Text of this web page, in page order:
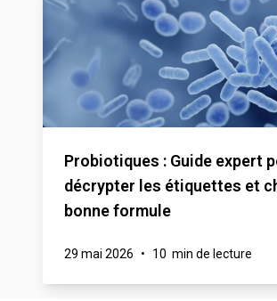
Probiotiques : Guide expert
décrypter les étiquettes et
bonne formule
29 mai 2026 • 10 min de lecture